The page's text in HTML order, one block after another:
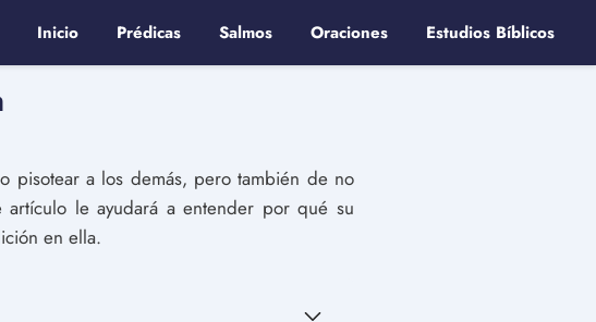
Inicio Prédicas Salmos Oraciones Estudios Bíblicos
pisotear a los demás, pero también de no
le ayudará a entender por qué su
en ella.